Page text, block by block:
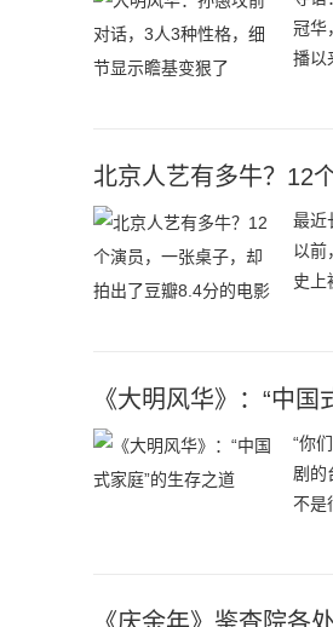
冠华
播以
北京人艺有多牛？12
最近
以前
史上
《大明风华》：“中
“你
剧的
不是